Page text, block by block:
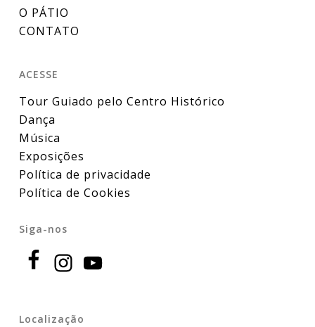
O PÁTIO
CONTATO
ACESSE
Tour Guiado pelo Centro Histórico
Dança
Música
Exposições
Política de privacidade
Política de Cookies
Siga-nos
Localização